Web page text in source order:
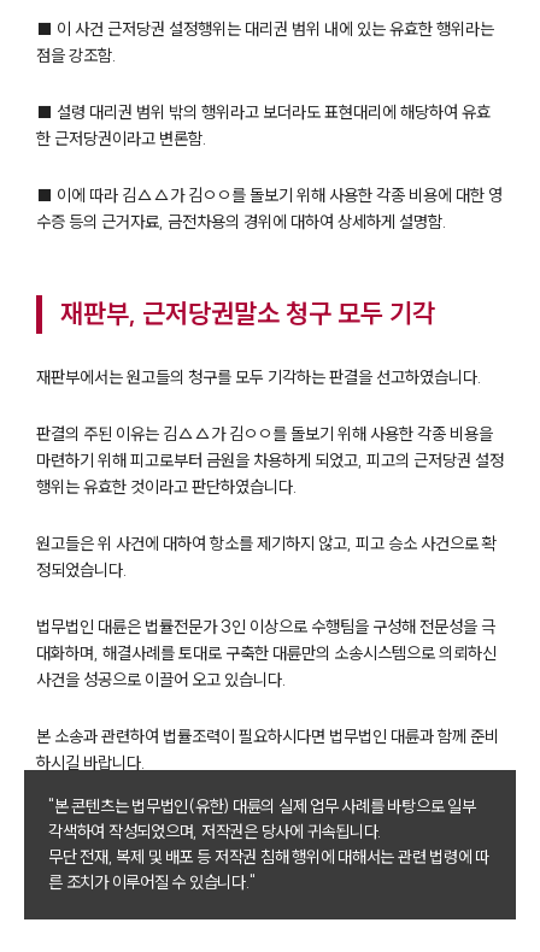
부소개
대륜의 강점
오시는 길
글로벌 파트너 로펌
고객의 소리
통합검색
AI대륜
업무사례
이혼 주요 업무사례
■ 이 사건 근저당권 설정행위는 대리권 범위 내에 있는 유효한 행위라는
점을 강조함.
■ 설령 대리권 범위 밖의 행위라고 보더라도 표현대리에 해당하여 유효
한 근저당권이라고 변론함.
■ 이에 따라 김△△가 김ㅇㅇ를 돌보기 위해 사용한 각종 비용에 대한 영
수증 등의 근거자료, 금전차용의 경위에 대하여 상세하게 설명함.
재판부, 근저당권말소 청구 모두 기각
재판부에서는 원고들의 청구를 모두 기각하는 판결을 선고하였습니다.
판결의 주된 이유는 김△△가 김ㅇㅇ를 돌보기 위해 사용한 각종 비용을
마련하기 위해 피고로부터 금원을 차용하게 되었고, 피고의 근저당권 설정
행위는 유효한 것이라고 판단하였습니다.
원고들은 위 사건에 대하여 항소를 제기하지 않고, 피고 승소 사건으로 확
정되었습니다.
법무법인 대륜은 법률전문가 3인 이상으로 수행팀을 구성해 전문성을 극
대화하며, 해결사례를 토대로 구축한 대륜만의 소송시스템으로 의뢰하신
사건을 성공으로 이끌어 오고 있습니다.
본 소송과 관련하여 법률조력이 필요하시다면 법무법인 대륜과 함께 준비
하시길 바랍니다.
"본 콘텐츠는 법무법인(유한) 대륜의 실제 업무 사례를 바탕으로 일부
각색하여 작성되었으며, 저작권은 당사에 귀속됩니다.
무단 전재, 복제 및 배포 등 저작권 침해 행위에 대해서는 관련 법령에 따
른 조치가 이루어질 수 있습니다."